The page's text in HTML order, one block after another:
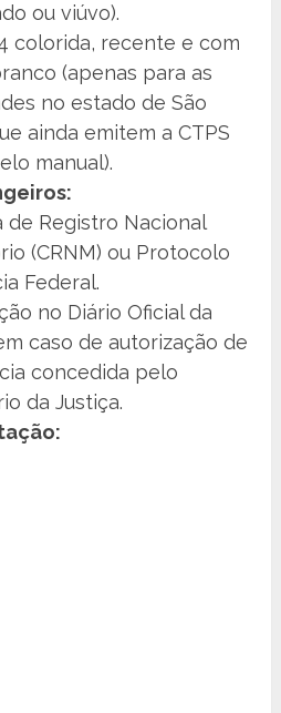
ou viúvo).
colorida, recente e com
(apenas para as
no estado de São
ainda emitem a CTPS
manual).
de Registro Nacional
(CRNM) ou Protocolo
Federal.
no Diário Oficial da
caso de autorização de
concedida pelo
da Justiça.